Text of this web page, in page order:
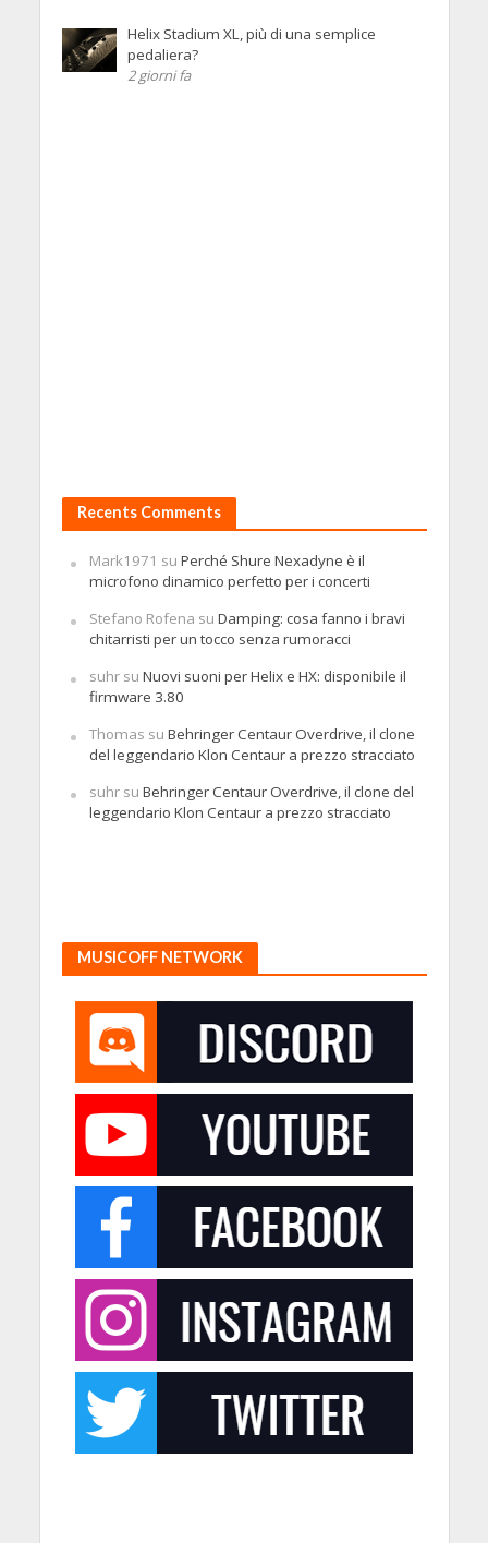
Helix Stadium XL, più di una semplice
pedaliera?
2 giorni fa
Recents Comments
Mark1971 su Perché Shure Nexadyne è il
microfono dinamico perfetto per i concerti
Stefano Rofena su Damping: cosa fanno i bravi
chitarristi per un tocco senza rumoracci
suhrsu Nuovi suoni per Helix e HX: disponibile il
firmware 3.80
Thomas su Behringer Centaur Overdrive, il clone
del leggendario Klon Centaur a prezzo stracciato
suhrsu Behringer Centaur Overdrive, il clone del
leggendario Klon Centaur a prezzo stracciato
MUSICOFF NETWORK